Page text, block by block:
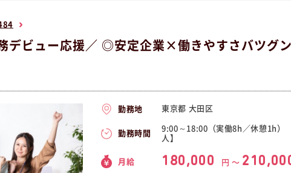
デビュー応援／ ◎安定企業×働きやすさバツグ
勤務地 東京都 大田区
勤務時間
9:00～18:00（実働8h／休憩1h）
人】
月給 180,000 円 〜